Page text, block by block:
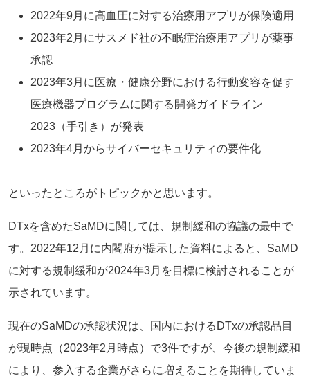
2022年9月に高血圧に対する治療用アプリが保険適用
2023年2月にサスメド社の不眠症治療用アプリが薬事
承認
2023年3月に医療・健康分野における行動変容を促す
医療機器プログラムに関する開発ガイドライン
2023（手引き）が発表
2023年4月からサイバーセキュリティの要件化
といったところがトピックかと思います。
DTxを含めたSaMDに関しては、規制緩和の協議の最中で
す。2022年12月に内閣府が提示した資料によると、SaMD
に対する規制緩和が2024年3月を目標に検討されることが
示されています。
現在のSaMDの承認状況は、国内におけるDTxの承認品目
が現時点（2023年2月時点）で3件ですが、今後の規制緩和
により、参入する企業がさらに増えることを期待していま